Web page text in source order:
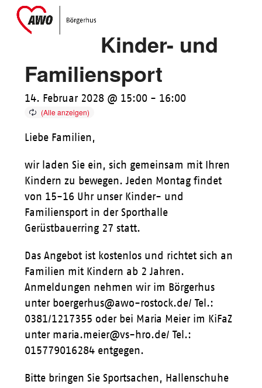
SkipOpen
mobile
Close
mobile
Kinder- und
Familiensport
14. Februar 2028 @ 15:00 - 16:00
Liebe Familien,
wir laden Sie ein, sich gemeinsam mit Ihren
Kindern zu bewegen. Jeden Montag findet
von 15-16 Uhr unser Kinder- und
Familiensport in der Sporthalle
Gerüstbauerring 27 statt.
Das Angebot ist kostenlos und richtet sich an
Familien mit Kindern ab 2 Jahren.
Anmeldungen nehmen wir im Börgerhus
unter boergerhus@awo-rostock.de/ Tel.:
0381/1217355 oder bei Maria Meier im KiFaZ
unter maria.meier@vs-hro.de/ Tel.:
015779016284 entgegen.
Bitte bringen Sie Sportsachen, Hallenschuhe